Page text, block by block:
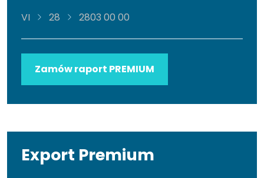
VI 28 2803 00 00
Zamów raport PREMIUM
Export Premium